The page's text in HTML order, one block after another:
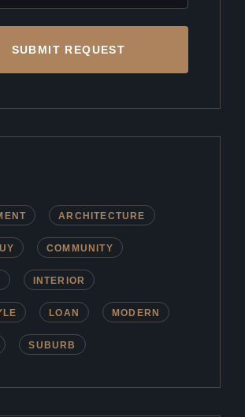
SUBMIT REQUEST
ARCHITECTURE
COMMUNITY
INTERIOR
LOAN MODERN
SUBURB